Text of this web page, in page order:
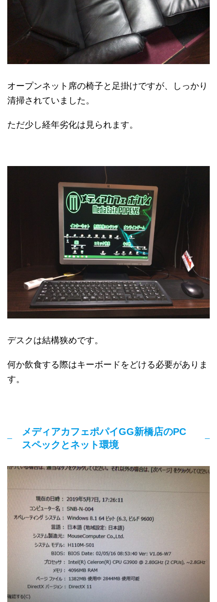
オープンネット席の椅子と足掛けですが、しっかり
清掃されていました。
ただ少し経年劣化は見られます。
デスクは結構狭めです。
何か飲食する際はキーボードをどける必要がありま
す。
メディアカフェポパイGG新橋店のPC
スペックとネット環境